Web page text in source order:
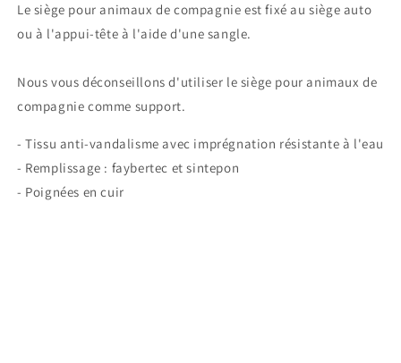
Le siège pour animaux de compagnie est fixé au siège auto
ou à l'appui-tête à l'aide d'une sangle.
Nous vous déconseillons d'utiliser le siège pour animaux de
compagnie comme support.
- Tissu anti-vandalisme avec imprégnation résistante à l'eau
- Remplissage : faybertec et sintepon
- Poignées en cuir